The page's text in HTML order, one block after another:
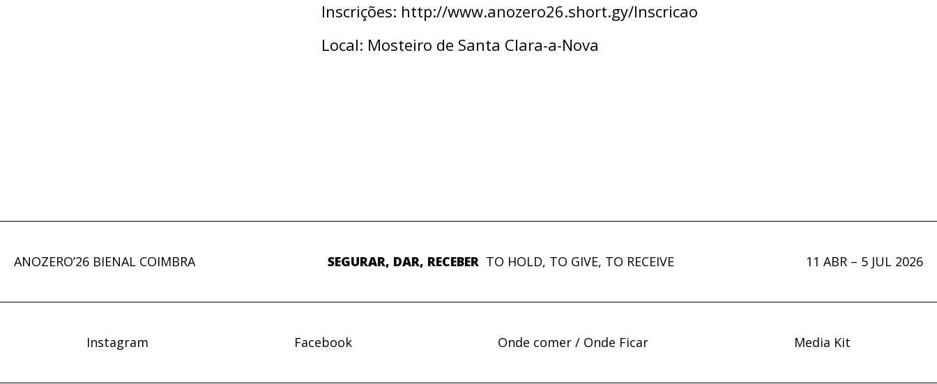
Inscrições: http://www.anozero26.short.gy/Inscricao
Local: Mosteiro de Santa Clara-a-Nova
ANOZERO’26 BIENAL COIMBRA SEGURAR, DAR, RECEBERTO HOLD, TO GIVE, TO RECEIVE 11 ABR – 5 JUL 2026
Instagram Facebook Onde comer / Onde Ficar Media Kit